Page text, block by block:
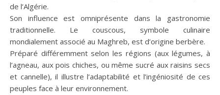
de l’Algérie.
Son influence est omniprésente dans la gastronomie
traditionnelle. Le couscous, symbole culinaire
mondialement associé au Maghreb, est d’origine berbère.
Préparé différemment selon les régions (aux légumes, à
l’agneau, aux pois chiches, ou même sucré aux raisins secs
et cannelle), il illustre l’adaptabilité et l’ingéniosité de ces
peuples face à leur environnement.